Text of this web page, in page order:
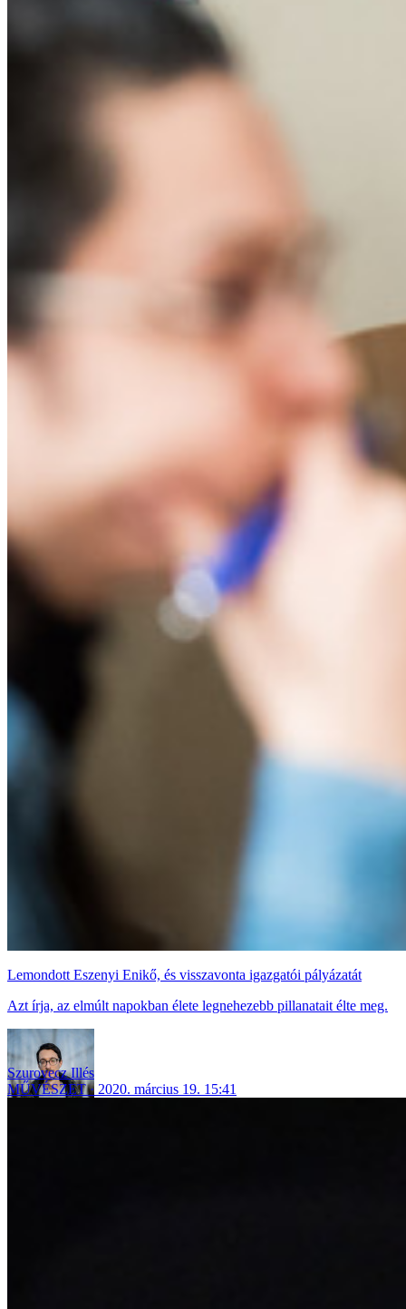
Lemondott Eszenyi Enikő, és visszavonta igazgatói pályázatát
Azt írja, az elmúlt napokban élete legnehezebb pillanatait élte meg.
Szurovecz Illés
MŰVÉSZET
2020. március 19. 15:41